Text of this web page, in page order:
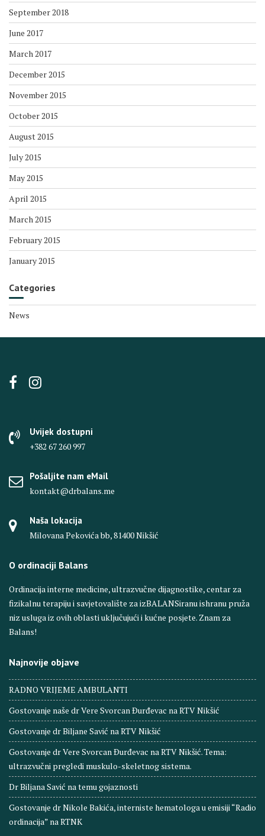
September 2018
June 2017
March 2017
December 2015
November 2015
October 2015
August 2015
July 2015
May 2015
April 2015
March 2015
February 2015
January 2015
Categories
News
Uvijek dostupni
+382 67 260 997
Pošaljite nam eMail
kontakt@drbalans.me
Naša lokacija
Milovana Pekovića bb, 81400 Nikšić
O ordinaciji Balans
Ordinacija interne medicine, ultrazvučne dijagnostike, centar za
fizikalnu terapiju i savjetovalište za izBALANSiranu ishranu pruža
niz usluga iz ovih oblasti uključujući i kućne posjete. Znam za
Balans!
Najnovije objave
RADNO VRIJEME AMBULANTI
Gostovanje naše dr Vere Svorcan Ðurđevac na RTV Nikšić
Gostovanje dr Biljane Savić na RTV Nikšić
Gostovanje dr Vere Svorcan Ðurđevac na RTV Nikšić. Tema:
ultrazvučni pregledi muskulo-skeletnog sistema.
Dr Biljana Savić na temu gojaznosti
Gostovanje dr Nikole Bakića, interniste hematologa u emisiji “Radio
ordinacija” na RTNK